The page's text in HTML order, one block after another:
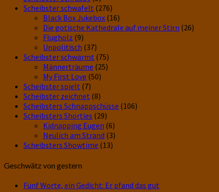
Scheibster schwafelt (276)
Black Box Jukebox (16)
Die gotische Kathedrale auf meiner Stirn (26)
Flugholz (9)
Unpolitisch (37)
Scheibster schwärmt (75)
Männerträume (25)
My First Love (50)
Scheibster spielt (7)
Scheibster zeichnet (8)
Scheibsters Schnappschüsse (106)
Scheibsters Shorties (29)
Kidnapping Eugen (6)
Neulich am Strand (3)
Scheibsters Showtime (13)
Geschwätz von gestern
Fünf Worte, ein Gedicht: Er pfand das gut